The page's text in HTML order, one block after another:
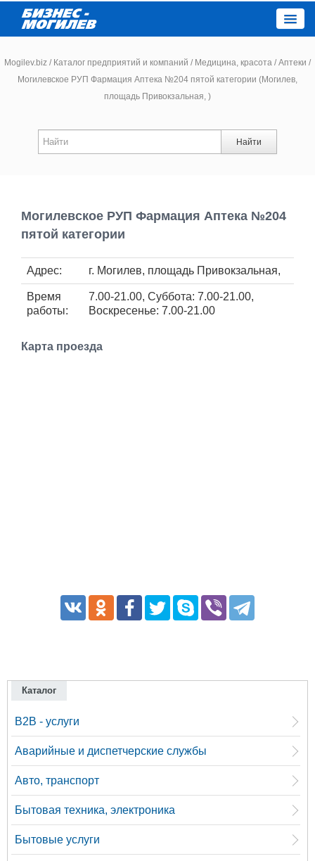
Новости
Работа
Объявления
Mogilev.biz / Каталог предприятий и компаний / Медицина, красота / Аптеки /
Могилевское РУП Фармация Аптека №204 пятой категории (Могилев,
площадь Привокзальная, )
Найти
Могилевское РУП Фармация Аптека №204
пятой категории
Адрес: г. Могилев, площадь Привокзальная,
Время
работы:
7.00-21.00, Суббота: 7.00-21.00,
Воскресенье: 7.00-21.00
Карта проезда
Каталог
B2B - услуги
Аварийные и диспетчерские службы
Авто, транспорт
Бытовая техника, электроника
Бытовые услуги